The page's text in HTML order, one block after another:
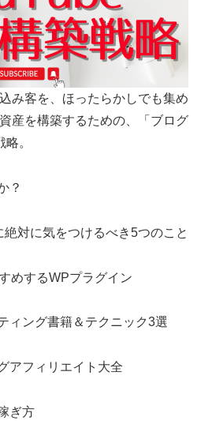
み客を、ほったらかしでも集め
産を構築するための、「ブログ
。
？
対に気をつけるべき5つのこと
めするWPプラグイン
ィング書籍＆テクニック3選
アフィリエイト大全
ぎ方